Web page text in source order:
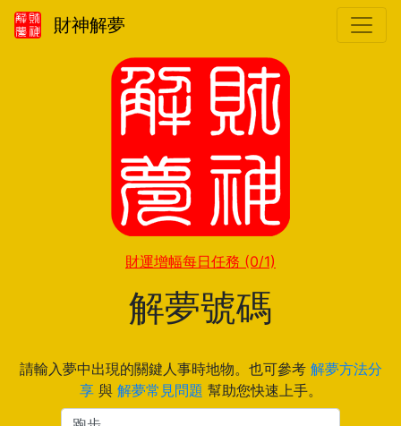
財神解夢
財運增幅每日任務 (0/1)
解夢號碼
請輸入夢中出現的關鍵人事時地物。也可參考 解夢方法分
享與 解夢常見問題 幫助您快速上手。